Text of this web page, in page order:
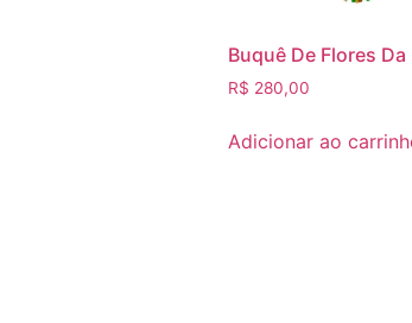
Buquê De Flores Da
R$ 280,00
Adicionar ao